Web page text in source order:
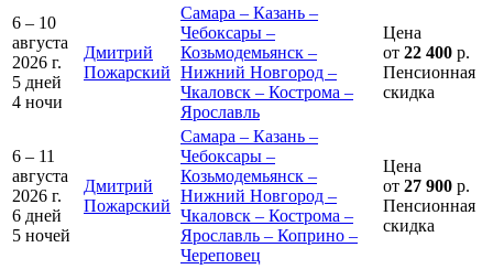
6 – 10
августа
2026 г.
5 дней
4 ночи
Дмитрий
Пожарский
Самара – Казань –
Чебоксары –
Козьмодемьянск –
Нижний Новгород –
Чкаловск – Кострома –
Ярославль
Цена
от 22 400 р.
Пенсионная
скидка
6 – 11
августа
2026 г.
6 дней
5 ночей
Дмитрий
Пожарский
Самара – Казань –
Чебоксары –
Козьмодемьянск –
Нижний Новгород –
Чкаловск – Кострома –
Ярославль – Коприно –
Череповец
Цена
от 27 900 р.
Пенсионная
скидка